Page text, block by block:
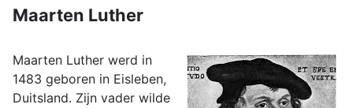
Maarten Luther
Maarten Luther werd in
1483 geboren in Eisleben,
Duitsland. Zijn vader wilde